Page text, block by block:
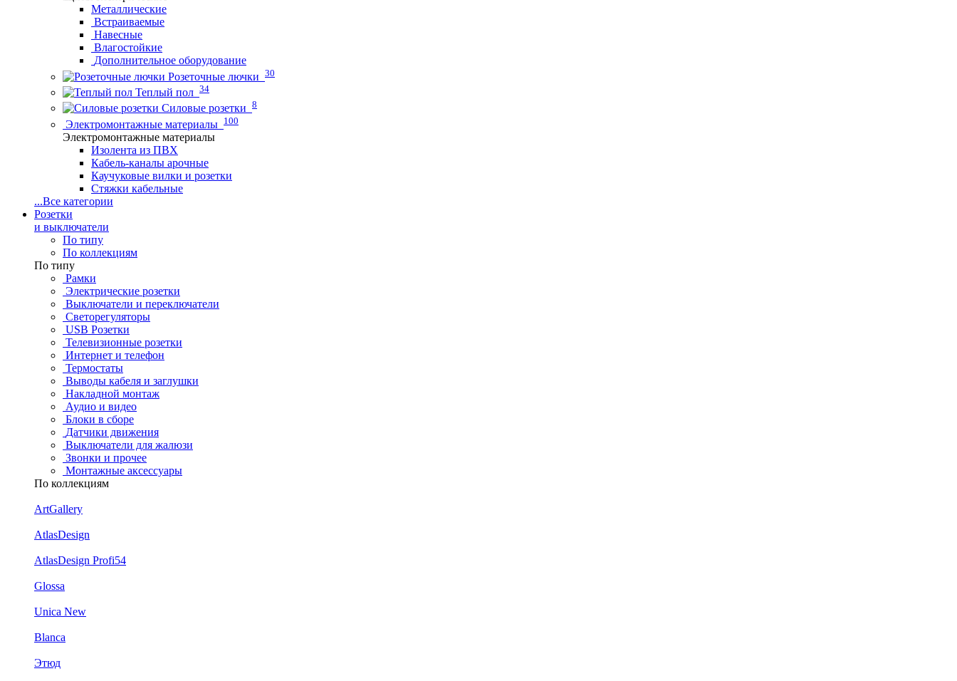
Металлические
Встраиваемые
Навесные
Влагостойкие
Дополнительное оборудование
Розеточные лючки 30
Теплый пол 34
Силовые розетки 8
Электромонтажные материалы 100
Электромонтажные материалы
Изолента из ПВХ
Кабель-каналы арочные
Каучуковые вилки и розетки
Стяжки кабельные
...Все категории
Розетки
и выключатели
По типу
По коллекциям
По типу
Рамки
Электрические розетки
Выключатели и переключатели
Светорегуляторы
USB Розетки
Телевизионные розетки
Интернет и телефон
Термостаты
Выводы кабеля и заглушки
Накладной монтаж
Аудио и видео
Блоки в сборе
Датчики движения
Выключатели для жалюзи
Звонки и прочее
Монтажные аксессуары
По коллекциям
ArtGallery
AtlasDesign
AtlasDesign Profi54
Glossa
Unica New
Blanca
Этюд